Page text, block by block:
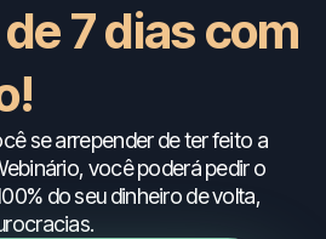
7 dias com
se arrepender de ter feito a
você poderá pedir o
do seu dinheiro de volta,